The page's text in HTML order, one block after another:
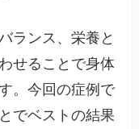
ランス、栄養と
せることで身体
。今回の症例で
でベストの結果